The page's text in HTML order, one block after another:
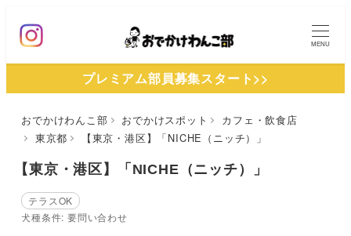
ン
MENU
プレミアム部員募集スタート>>
おでかけわんこ部 おでかけスポット
カフェ・飲食店
東京都
【東京・港区】「NICHE（ニッチ）」
【東京・港区】「NICHE（ニッチ）」
テラスOK
犬種条件: 要問い合わせ